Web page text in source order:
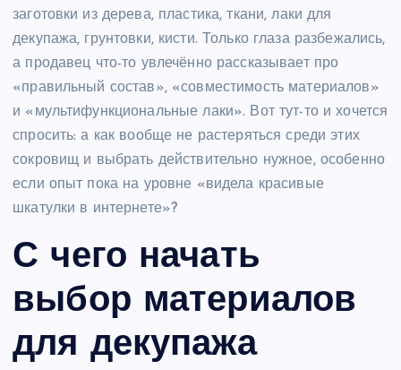
заготовки из дерева, пластика, ткани, лаки для
декупажа, грунтовки, кисти. Только глаза разбежались,
а продавец что-то увлечённо рассказывает про
«правильный состав», «совместимость материалов»
и «мультифункциональные лаки». Вот тут-то и хочется
спросить: а как вообще не растеряться среди этих
сокровищ и выбрать действительно нужное, особенно
если опыт пока на уровне «видела красивые
шкатулки в интернете»?
С чего начать
выбор материалов
для декупажа